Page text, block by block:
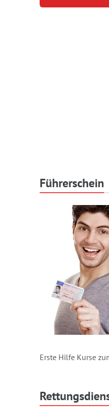
Führerschein
Erste Hilfe Kurse